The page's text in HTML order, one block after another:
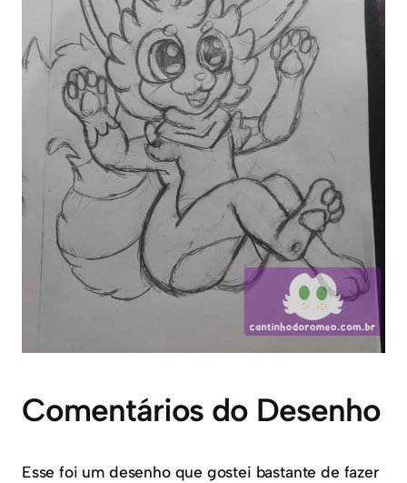
Comentários do Desenho
Esse foi um desenho que gostei bastante de fazer